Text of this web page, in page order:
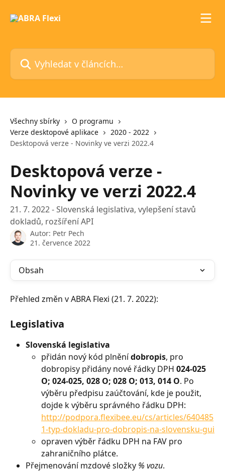
Vyhledat v článcích…
Všechny sbírky
O programu
Verze desktopové aplikace
2020 - 2022
Desktopová verze - Novinky ve verzi 2022.4
Desktopová verze -
Novinky ve verzi 2022.4
21. 7. 2022 - Slovenská legislativa, vylepšení stavů
dokladů, rozšíření API
Autor: Petr Pech
21. července 2022
Obsah
Přehled změn v ABRA Flexi (21. 7. 2022):
Legislativa
Slovenská legislativa
přidán nový kód plnění dobropis, pro
dobropisy přidány nové řádky DPH 024-025
O; 024-025, 028 O; 028 O; 013, 014 O. Po
výběru předpisu zaúčtování, kde je použit,
dojde k výběru správného řádku DPH:
http://podpora.flexibee.eu/cs/articles/640485
1-typ-dokladu-pro-dobropis-na-slovensku-gui
opraven výběr řádku DPH na FAV pro
zahraničního plátce.
Přejmenování mzdové složky % vozu.